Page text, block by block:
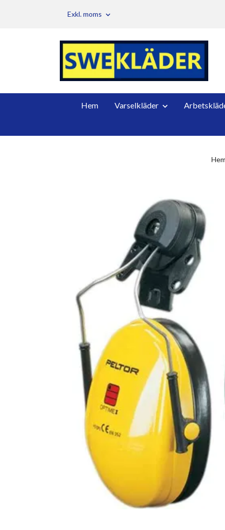
Exkl. moms
Hem Varselkläder
Hem